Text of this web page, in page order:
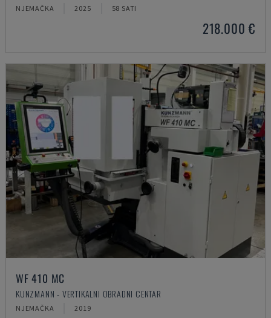
NJEMAČKA 2025 58 SATI
218.000 €
WF 410 MC
KUNZMANN - VERTIKALNI OBRADNI CENTAR
NJEMAČKA 2019